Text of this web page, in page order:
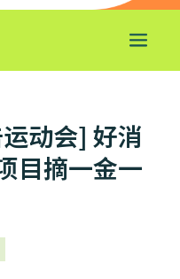
动会] 好消
目摘一金一